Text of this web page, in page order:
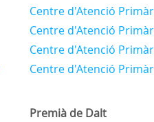
Centre d'Atenció
Centre d'Atenció
Centre d'Atenció
Centre d'Atenció
Premià de Dalt